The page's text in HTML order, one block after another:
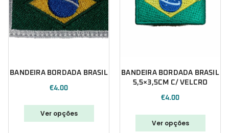
BANDEIRA BORDADA BRASIL
€4.00
Ver opções
BANDEIRA BORDADA BRASIL
5,5×3,5CM C/ VELCRO
€4.00
Ver opções